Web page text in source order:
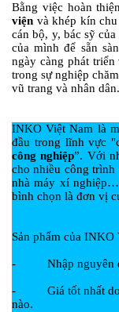
Bằng việc hoàn
viện và khép kín
cán bộ, y, bác sỹ
của mình để sẵn
ngày càng phát
trong sự nghiệp
vũ trang và nhân dân.
INKO Việt Nam là
đầu trong lĩnh vực
công nghiệp”. Với
cho nhiều công trình
nhà máy xí
bình chọn là đơn vị
Sản phẩm của INKO
- Nhập nguyên
- Giá tốt nhất do
nào.